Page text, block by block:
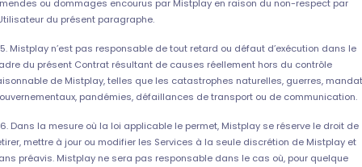
ou dommages encourus par Mistplay en raison du non-respect par
du présent paragraphe.
Mistplay n’est pas responsable de tout retard ou défaut d’exécution dans le
du présent Contrat résultant de causes réellement hors du contrôle
de Mistplay, telles que les catastrophes naturelles, guerres,
pandémies, défaillances de transport ou de communication.
Dans la mesure où la loi applicable le permet, Mistplay se réserve le droit de
mettre à jour ou modifier les Services à la seule discrétion de Mistplay et
préavis. Mistplay ne sera pas responsable dans le cas où, pour quelque